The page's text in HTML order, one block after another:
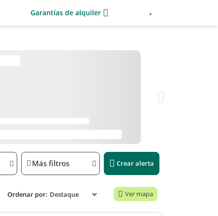
Garantías de alquiler
Más filtros Crear alerta
Ordenar por: Ver mapa